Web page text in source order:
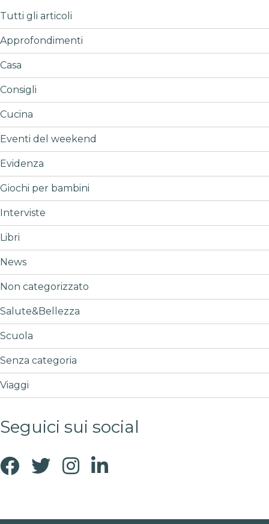
Tutti gli articoli
Approfondimenti
Casa
Consigli
Cucina
Eventi del weekend
Evidenza
Giochi per bambini
Interviste
Libri
News
Non categorizzato
Salute&Bellezza
Scuola
Senza categoria
Viaggi
Seguici sui social